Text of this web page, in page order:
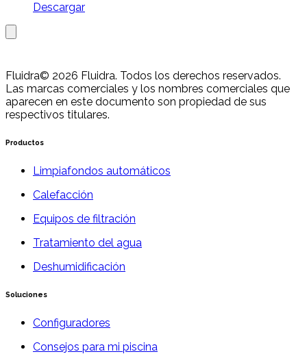
Descargar
Fluidra© 2026 Fluidra. Todos los derechos reservados.
Las marcas comerciales y los nombres comerciales que
aparecen en este documento son propiedad de sus
respectivos titulares.
Productos
Limpiafondos automáticos
Calefacción
Equipos de filtración
Tratamiento del agua
Deshumidificación
Soluciones
Configuradores
Consejos para mi piscina